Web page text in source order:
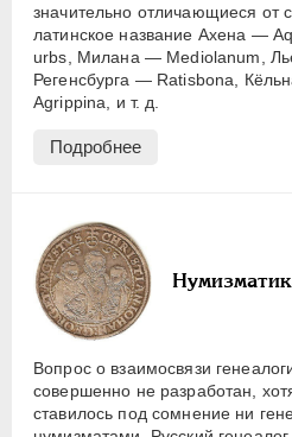
значительно отличающиеся от
латинское название Ахена —
urbs, Милана — Mediolanum,
Регенсбурга — Ratisbona,
Agrippina, и т. д.
Подробнее
Вопрос о взаимосвязи
совершенно не разработан,
ставилось под сомнение ни